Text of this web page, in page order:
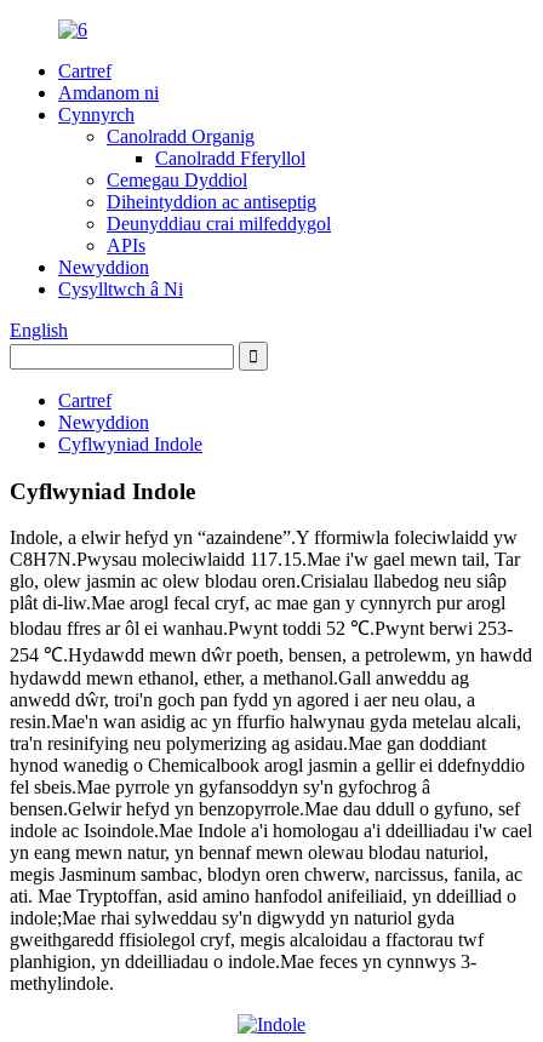
Cartref
Amdanom ni
Cynnyrch
Canolradd Organig
Canolradd Fferyllol
Cemegau Dyddiol
Diheintyddion ac antiseptig
Deunyddiau crai milfeddygol
APIs
Newyddion
Cysylltwch â Ni
English
Cartref
Newyddion
Cyflwyniad Indole
Cyflwyniad Indole
Indole, a elwir hefyd yn “azaindene”.Y fformiwla foleciwlaidd yw
C8H7N.Pwysau moleciwlaidd 117.15.Mae i'w gael mewn tail, Tar
glo, olew jasmin ac olew blodau oren.Crisialau llabedog neu siâp
plât di-liw.Mae arogl fecal cryf, ac mae gan y cynnyrch pur arogl
blodau ffres ar ôl ei wanhau.Pwynt toddi 52 ℃.Pwynt berwi 253-
254 ℃.Hydawdd mewn dŵr poeth, bensen, a petrolewm, yn hawdd
hydawdd mewn ethanol, ether, a methanol.Gall anweddu ag
anwedd dŵr, troi'n goch pan fydd yn agored i aer neu olau, a
resin.Mae'n wan asidig ac yn ffurfio halwynau gyda metelau alcali,
tra'n resinifying neu polymerizing ag asidau.Mae gan doddiant
hynod wanedig o Chemicalbook arogl jasmin a gellir ei ddefnyddio
fel sbeis.Mae pyrrole yn gyfansoddyn sy'n gyfochrog â
bensen.Gelwir hefyd yn benzopyrrole.Mae dau ddull o gyfuno, sef
indole ac Isoindole.Mae Indole a'i homologau a'i ddeilliadau i'w cael
yn eang mewn natur, yn bennaf mewn olewau blodau naturiol,
megis Jasminum sambac, blodyn oren chwerw, narcissus, fanila, ac
ati. Mae Tryptoffan, asid amino hanfodol anifeiliaid, yn ddeilliad o
indole;Mae rhai sylweddau sy'n digwydd yn naturiol gyda
gweithgaredd ffisiolegol cryf, megis alcaloidau a ffactorau twf
planhigion, yn ddeilliadau o indole.Mae feces yn cynnwys 3-
methylindole.